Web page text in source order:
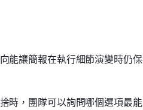
能讓簡報在執行細節演變時仍
時，團隊可以詢問哪個選項最